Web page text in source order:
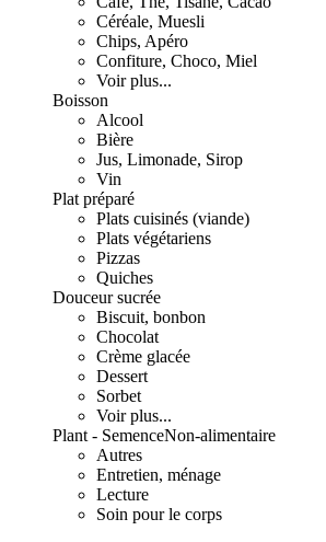
Céréale, Muesli
Chips, Apéro
Confiture, Choco, Miel
Voir plus...
Boisson
Alcool
Bière
Jus, Limonade, Sirop
Vin
Plat préparé
Plats cuisinés (viande)
Plats végétariens
Pizzas
Quiches
Douceur sucrée
Biscuit, bonbon
Chocolat
Crème glacée
Dessert
Sorbet
Voir plus...
Plant - SemenceNon-alimentaire
Autres
Entretien, ménage
Lecture
Soin pour le corps